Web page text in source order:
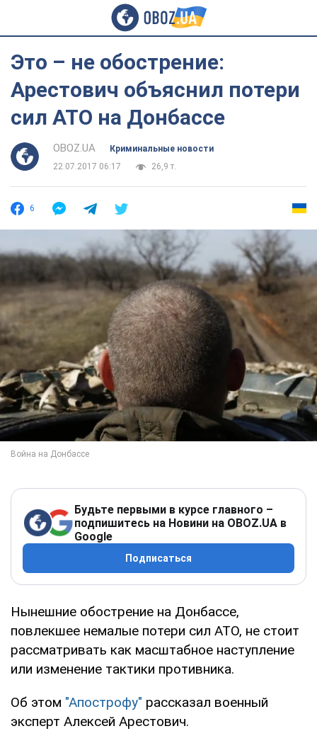
Это – не обострение:
Арестович объяснил потери
сил АТО на Донбассе
OBOZ.UA
Криминальные новости
22.07.2017 06:17
26,9 т.
6
Будьте первыми в курсе главного –
подпишитесь на Новини на OBOZ.UA в
Google
Подписаться
Нынешние обострение на Донбассе,
повлекшее немалые потери сил АТО, не стоит
рассматривать как масштабное наступление
или изменение тактики противника.
Об этом "Апострофу" рассказал военный
эксперт Алексей Арестович.